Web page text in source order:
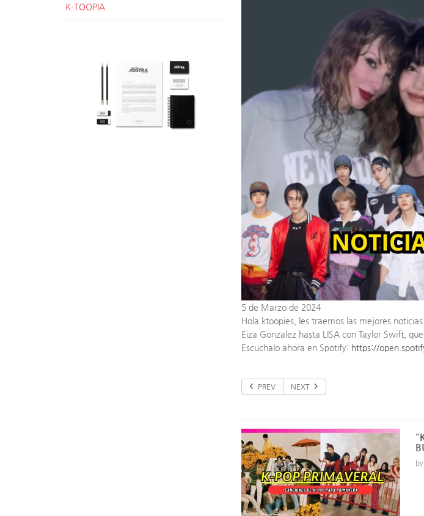
5 de Marzo de 2024
Hola ktoopies, les traemos las mejores
Eiza Gonzalez hasta LISA con Taylor Swift,
Escuchalo ahora en Spotify: https://
PREV NEXT
K-TOOPIA